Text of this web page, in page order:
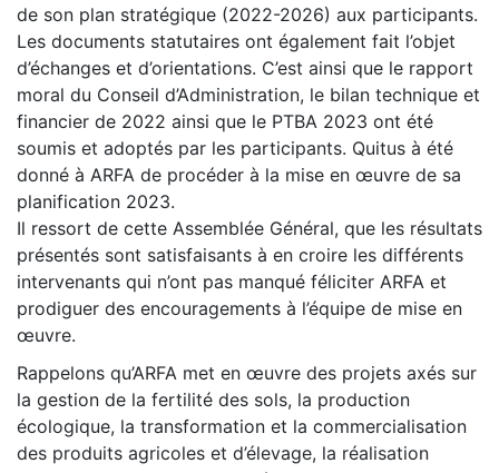
de son plan stratégique (2022-2026) aux participants.
Les documents statutaires ont également fait l’objet
d’échanges et d’orientations. C’est ainsi que le rapport
moral du Conseil d’Administration, le bilan technique et
financier de 2022 ainsi que le PTBA 2023 ont été
soumis et adoptés par les participants. Quitus à été
donné à ARFA de procéder à la mise en œuvre de sa
planification 2023.
Il ressort de cette Assemblée Général, que les résultats
présentés sont satisfaisants à en croire les différents
intervenants qui n’ont pas manqué féliciter ARFA et
prodiguer des encouragements à l’équipe de mise en
œuvre.
Rappelons qu’ARFA met en œuvre des projets axés sur
la gestion de la fertilité des sols, la production
écologique, la transformation et la commercialisation
des produits agricoles et d’élevage, la réalisation